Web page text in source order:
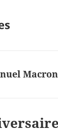
Macron